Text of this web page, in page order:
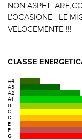
NON
L'OCASIONE - LE
VELOCEMENTE !!!
CLASSE
A4
A3
A2
A1
B
C
D
E
F
G